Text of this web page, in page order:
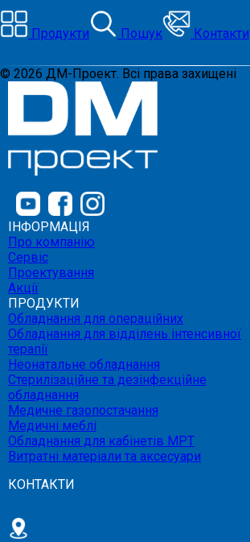
Продукти Пошук Контакти
© 2026 ДМ-Проект. Всі права захищені
ІНФОРМАЦІЯ
Про компанію
Сервіс
Проектування
Акції
ПРОДУКТИ
Обладнання для операційних
Обладнання для відділень інтенсивної
терапії
Неонатальне обладнання
Стерилізаційне та дезінфекційне
обладнання
Медичне газопостачання
Медичні меблі
Обладнання для кабінетів МРТ
Витратні матеріали та аксесуари
КОНТАКТИ